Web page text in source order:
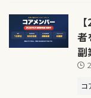
者
副
コ